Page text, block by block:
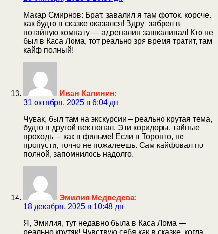
Макар Смирнов: Брат, завалил я там фоток, короче,
как будто в сказке оказался! Вдруг забрел в
потайную комнату — адреналин зашкаливал! Кто не
был в Каса Лома, тот реально зря время тратит, там
кайф полный!
Иван Калинин:
31 октября, 2025 в 6:04 дп
Чувак, был там на экскурсии – реально крутая тема,
будто в другой век попал. Эти коридоры, тайные
проходы – как в фильме! Если в Торонто, не
пропусти, точно не пожалеешь. Сам кайфовал по
полной, запомнилось надолго.
Эмилия Медведева:
18 декабря, 2025 в 10:48 дп
Я, Эмилия, тут недавно была в Каса Лома —
реально крутяк! Чувствую себя как в сказке, когда